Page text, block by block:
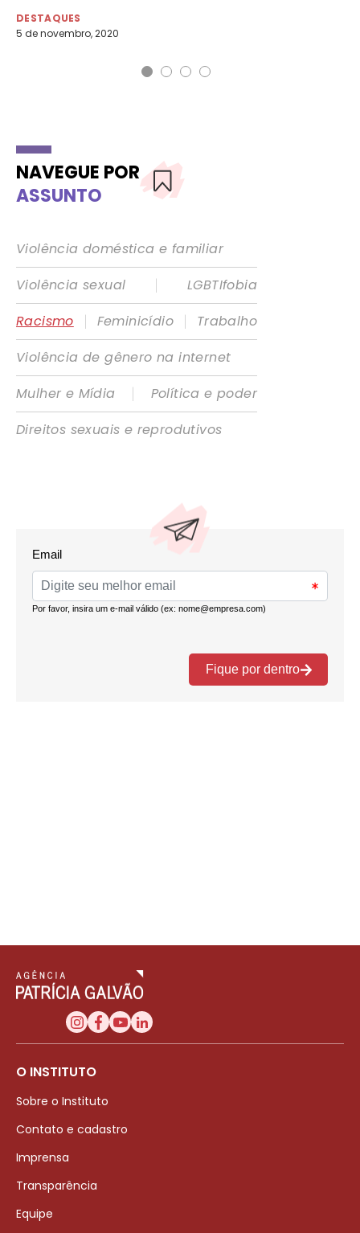
DESTAQUES
5 de novembro, 2020
NAVEGUE POR
ASSUNTO
Violência doméstica e familiar
Violência sexual
|
LGBTIfobia
Racismo
| Feminicídio |
Trabalho
Violência de gênero na internet
Mulher e Mídia
|
Política e poder
Direitos sexuais e reprodutivos
O INSTITUTO
Sobre o Instituto
Contato e cadastro
Imprensa
Transparência
Equipe